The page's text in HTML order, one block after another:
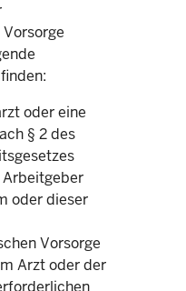
oder eine
§ 2 des
oder dieser
Vorsorge
Arzt oder der